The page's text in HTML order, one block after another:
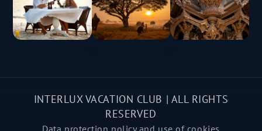
INTERLUX VACATION CLUB | ALL RIGHTS
RESERVED
Data protection policy and use of cookies